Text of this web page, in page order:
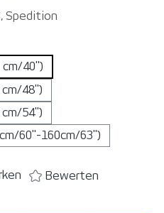
Spedition
cm/40")
48")
54")
60"-160cm/63")
Bewerten